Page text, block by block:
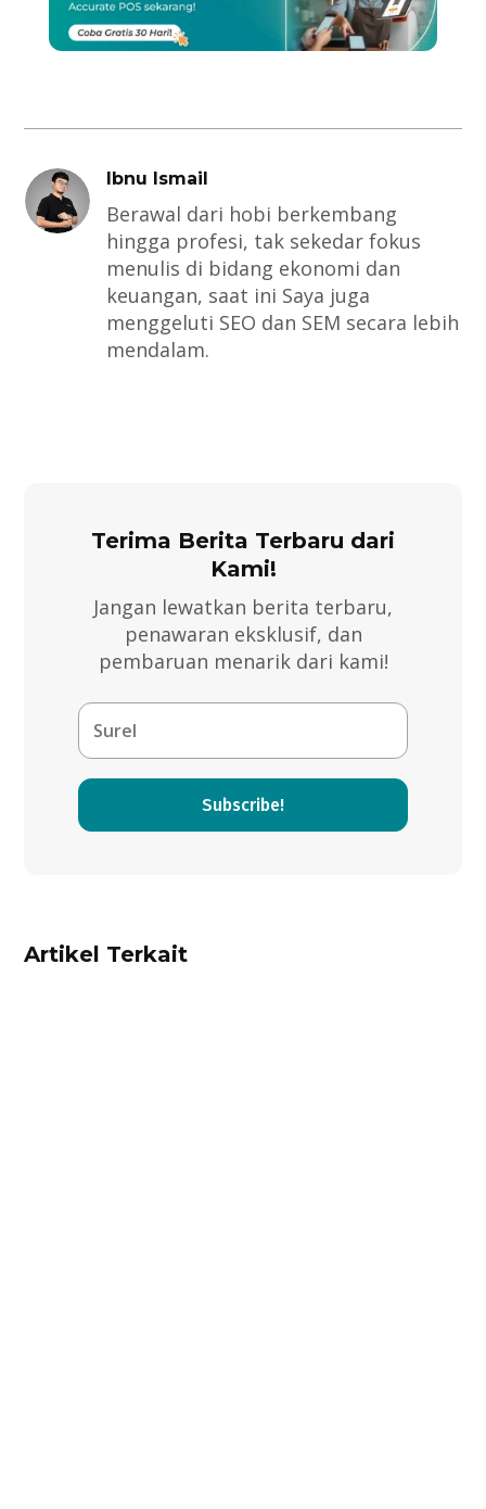
Ibnu Ismail
Berawal dari hobi berkembang
hingga profesi, tak sekedar fokus
menulis di bidang ekonomi dan
keuangan, saat ini Saya juga
menggeluti SEO dan SEM secara lebih
mendalam.
Terima Berita Terbaru dari
Kami!
Jangan lewatkan berita terbaru,
penawaran eksklusif, dan
pembaruan menarik dari kami!
Subscribe!
Artikel Terkait